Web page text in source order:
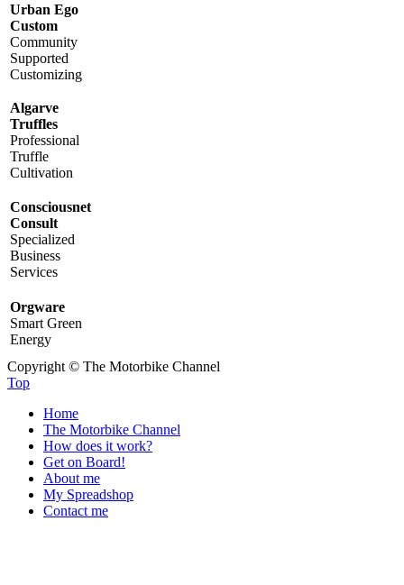
Urban Ego
Custom
Community
Supported
Customizing
Algarve
Truffles
Professional
Truffle
Cultivation
Consciousnet
Consult
Specialized
Business
Services
Orgware
Smart Green
Energy
Copyright © The Motorbike Channel
Top
Home
The Motorbike Channel
How does it work?
Get on Board!
About me
My Spreadshop
Contact me